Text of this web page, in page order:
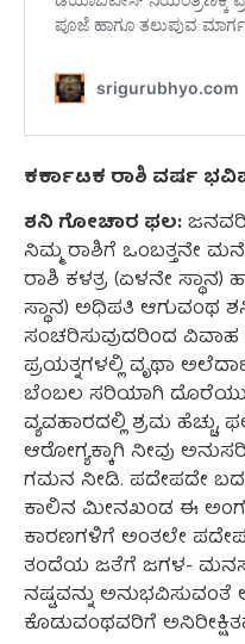
ಕರ್ಕಾಟಕ ರಾಶಿ ವರ್ಷ
ಶನಿ ಗೋಚಾರ ಫಲ:
ನಿಮ್ಮ ರಾಶಿಗೆ ಒಂಬತ್ತನೇ
ರಾಶಿ ಕಳತ್ರ (ಏಳನೇ
ಸ್ಥಾನ) ಅಧಿಪತಿ ಆಗುವಂಥ
ಸಂಚರಿಸುವುದರಿಂದ
ಪ್ರಯತ್ನಗಳಲ್ಲಿ ವೃಥಾ
ಬೆಂಬಲ ಸರಿಯಾಗಿ
ವ್ಯವಹಾರದಲ್ಲಿ ಶ್ರಮ ಹೆಚ್ಚು,
ಆರೋಗ್ಯಕ್ಕಾಗಿ ನೀವು
ಗಮನ ನೀಡಿ. ಪದೇಪದೇ
ಕಾಲಿನ ಮೀನಖಂಡ ಈ
ಕಾರಣಗಳಿಗೆ ಅಂತಲೇ
ತಂದೆಯ ಜತೆಗೆ ಜಗಳ-
ನಷ್ಟವನ್ನು ಅನುಭವಿಸುವಂತೆ
ಕೊಡುವಂಥವರಿಗೆ